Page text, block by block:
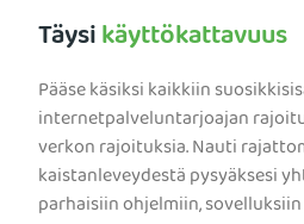
Täysikäyttökattavuus
Pääse käsiksi kaikkiin
internetpalveluntarjoajan
verkon rajoituksia. Nauti
kaistanleveydestä pysyäksesi
parhaisiin ohjelmiin,